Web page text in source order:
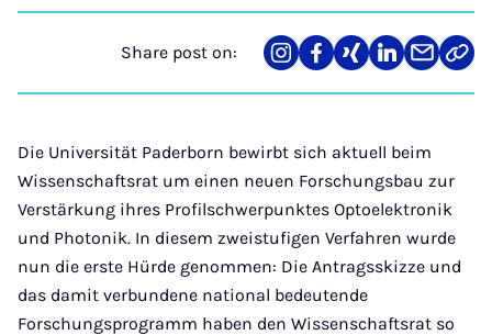
Share post on:
Share
on
Teilen
auf
Teilen
auf
Teilen
auf
Teilen
über
Link
Die Universität Paderborn bewirbt sich aktuell beim
Wissenschaftsrat um einen neuen Forschungsbau zur
Verstärkung ihres Profilschwerpunktes Optoelektronik
und Photonik. In diesem zweistufigen Verfahren wurde
nun die erste Hürde genommen: Die Antragsskizze und
das damit verbundene national bedeutende
Forschungsprogramm haben den Wissenschaftsrat so